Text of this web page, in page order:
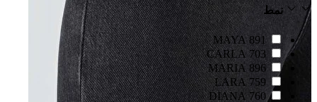
نمط
891 MAYA
703 CARLA
896 MARIA
759 LARA
760 DIANA